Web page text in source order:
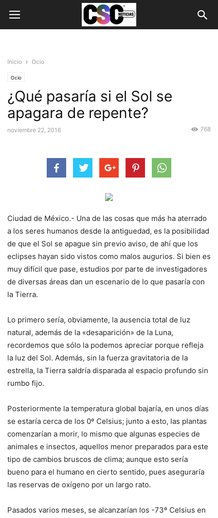
Inicio Ocio
Ocio
¿Qué pasaría si el Sol se
apagara de repente?
noviembre 22, 2016 768
Ciudad de México.- Una de las cosas que más ha aterrado
a los seres humanos desde la antiguedad, es la posibilidad
de que el Sol se apague sin previo aviso, de ahí que los
eclipses hayan sido vistos como malos augurios. Si bien es
muy difícil que pase, estudios por parte de investigadores
de diversas áreas dan un escenario de lo que pasaría con
la Tierra.
Lo primero sería, obviamente, la ausencia total de luz
natural, además de la «desaparición» de la Luna,
recordemos que sólo la podemos apreciar porque refleja
la luz del Sol. Además, sin la fuerza gravitatoria de la
estrella, la Tierra saldría disparada al espacio profundo sin
rumbo fijo.
Posteriormente la temperatura global bajaría, en unos días
se estaría cerca de los 0º Celsius; junto a esto, las plantas
comenzarían a morir, lo mismo que algunas especies de
animales e insectos, aquellos menor preparados para este
tipo de cambios bruscos de clima; aunque esto sería
bueno para el humano en cierto sentido, pues aseguraría
las reservas de oxígeno por un largo rato.
Pasados varios meses, se alcanzarían los -73º Celsius en